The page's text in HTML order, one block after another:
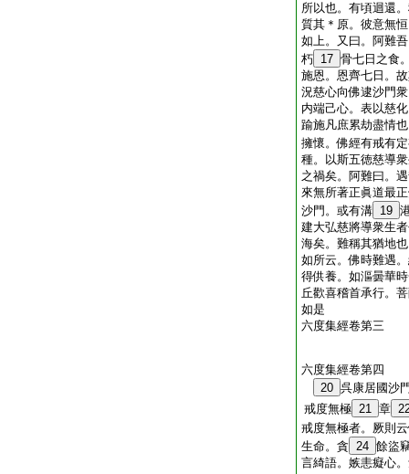
所以也。有頃迴還
質其＊原。彼意無
如上。又曰。阿難
朽 17 骨七日之食
施恩。恩齊七日。
況慈心向佛逮沙門
内端己心。表以慈
踰施凡庶累劫盡情
擁懷。佛經有戒有
種。以斯五徳慈導
之禍矣。阿難曰。
來無所著正眞道最
沙門。或有溝 19
建大弘慈將導衆生
海矣。難稱其猶地
如所云。佛時難遇
得供養。如漚曇華
丘歡喜稽首承行。
如是
六度集經卷第三
六度集經卷第四
20 呉康居國
戒度無極 21 章
戒度無極者。厥則
生命。貪 24 餘盜
言綺語。嫉恚癡心